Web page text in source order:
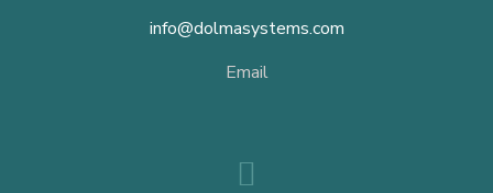
info@dolmasystems.com
Email